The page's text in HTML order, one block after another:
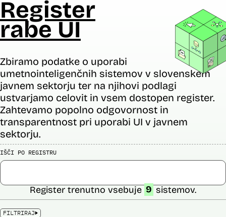
Register
rabe UI
Zbiramo podatke o uporabi
umetnointeligenčnih sistemov v slovenskem
javnem sektorju ter na njihovi podlagi
ustvarjamo celovit in vsem dostopen register.
Zahtevamo popolno odgovornost in
transparentnost pri uporabi UI v javnem
sektorju.
IŠČI PO REGISTRU
FILTRIRAJ
Register trenutno vsebuje 9 sistemov.